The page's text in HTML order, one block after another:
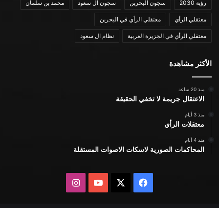
رؤية 2030 سجون البحرين سجون ال سعود محمد بن سلمان
معتقلي الرأي معتقلي الرأي في البحرين
معتقلي الرأي في الجزيرة العربية نظام ال سعود
الأكثر مشاهدة
منذ 20 ساعة
الاعتقال جريمة لا تخفي الحقيقة
منذ 3 أيام
معتقلات الرأي
منذ 4 أيام
المحاكمات الصورية لاسكات الاصوات المستقلة
فيسبوك يوتيوبانستقرام